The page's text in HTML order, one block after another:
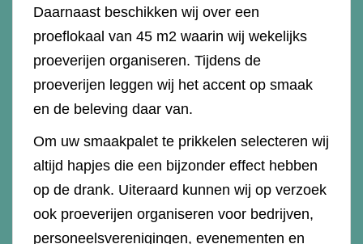
Daarnaast beschikken wij over een
proeflokaal van 45 m2 waarin wij wekelijks
proeverijen organiseren. Tijdens de
proeverijen leggen wij het accent op smaak
en de beleving daar van.
Om uw smaakpalet te prikkelen selecteren wij
altijd hapjes die een bijzonder effect hebben
op de drank. Uiteraard kunnen wij op verzoek
ook proeverijen organiseren voor bedrijven,
personeelsverenigingen, evenementen en